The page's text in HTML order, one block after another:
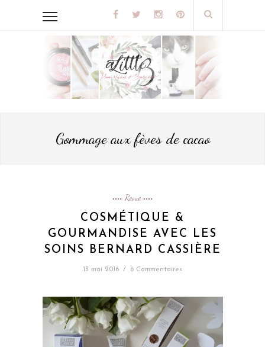
Gommage aux fèves de cacao
Revue
COSMÉTIQUE &
GOURMANDISE AVEC LES
SOINS BERNARD CASSIÈRE
13 mai 2016 / 6 Commentaires